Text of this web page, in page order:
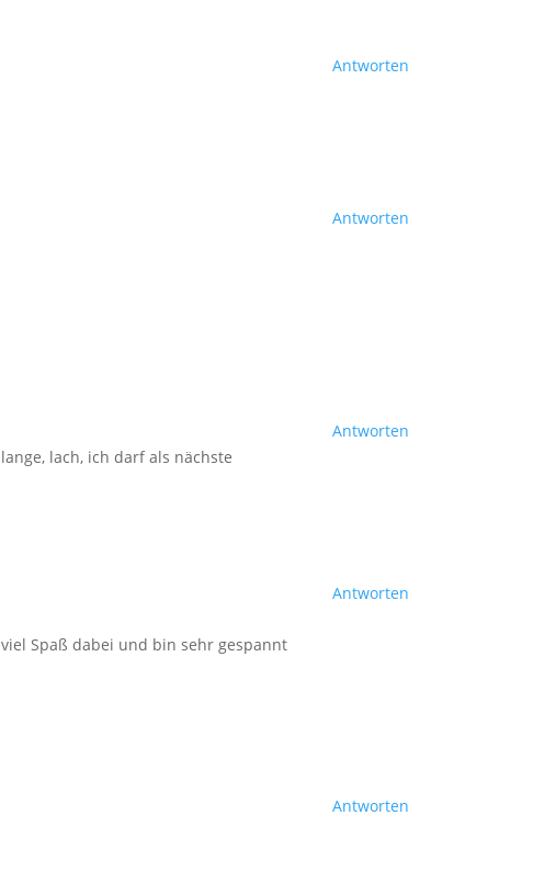
Antworten
Antworten
lach, ich darf als nächste
Antworten
Spaß dabei und bin sehr gespannt
Antworten
Antworten